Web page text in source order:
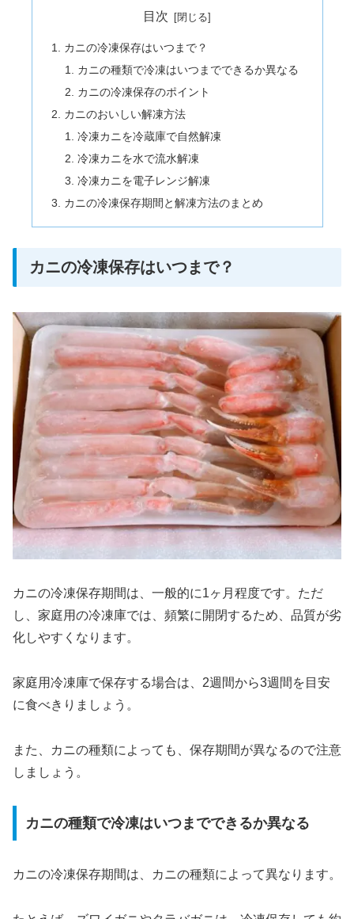
目次
カニの冷凍保存はいつまで？
カニの種類で冷凍はいつまでできるか異なる
カニの冷凍保存のポイント
カニのおいしい解凍方法
冷凍カニを冷蔵庫で自然解凍
冷凍カニを水で流水解凍
冷凍カニを電子レンジ解凍
カニの冷凍保存期間と解凍方法のまとめ
カニの冷凍保存はいつまで？
カニの冷凍保存期間は、一般的に1ヶ月程度です。ただ
し、家庭用の冷凍庫では、頻繁に開閉するため、品質が劣
化しやすくなります。
家庭用冷凍庫で保存する場合は、2週間から3週間を目安
に食べきりましょう。
また、カニの種類によっても、保存期間が異なるので注意
しましょう。
カニの種類で冷凍はいつまでできるか異なる
カニの冷凍保存期間は、カニの種類によって異なります。